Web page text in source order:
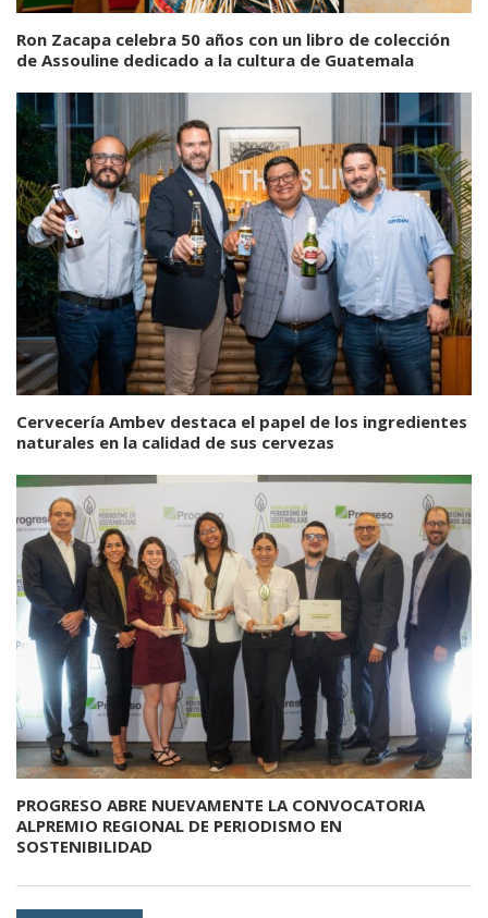
Ron Zacapa celebra 50 años con un libro de colección
de Assouline dedicado a la cultura de Guatemala
Cervecería Ambev destaca el papel de los ingredientes
naturales en la calidad de sus cervezas
PROGRESO ABRE NUEVAMENTE LA CONVOCATORIA
ALPREMIO REGIONAL DE PERIODISMO EN
SOSTENIBILIDAD